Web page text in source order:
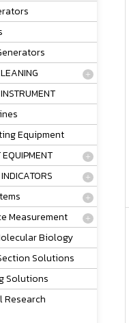
Equipment
Measurement
Biology
Solutions
Solutions
Research